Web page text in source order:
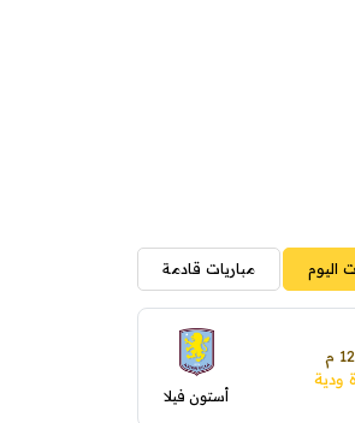
اليوم مباريات قادمة
م
ودية
أستون فيلا